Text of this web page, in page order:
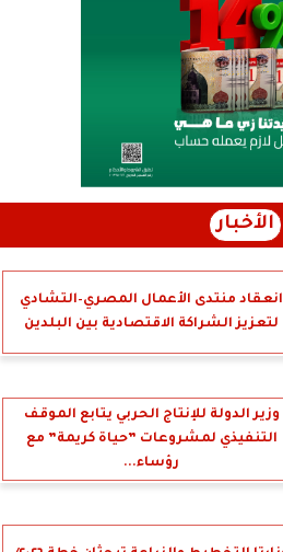
الأخبار
انعقاد منتدى الأعمال المصري–التشادي
لتعزيز الشراكة الاقتصادية بين البلدين
وزير الدولة للإنتاج الحربي يتابع الموقف
التنفيذي لمشروعات ”حياة كريمة” مع
رؤساء...